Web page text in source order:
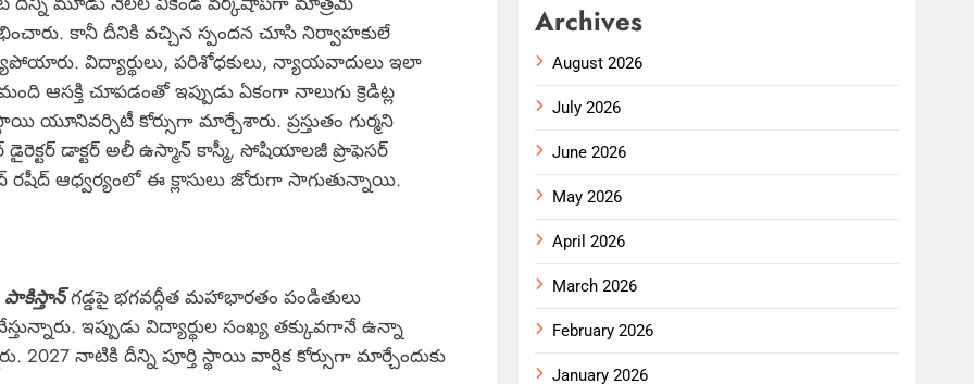
కానీ దీనికి వచ్చిన స్పందన చూసి నిర్వాహకులే
విద్యార్థులు, పరిశోధకులు, న్యాయవాదులు ఇలా
ఆసక్తి చూపడంతో ఇప్పుడు ఏకంగా నాలుగు క్రెడిట్ల
యూనివర్సిటీ కోర్సుగా మార్చేశారు. ప్రస్తుతం గుర్మని
డైరెక్టర్ డాక్టర్ అలీ ఉస్మాన్ కాస్మీ, సోషియాలజీ ప్రొఫెసర్
ఆధ్వర్యంలో ఈ క్లాసులు జోరుగా సాగుతున్నాయి.
పాకిస్తాన్గడ్డపై భగవద్గీత మహాభారతం పండితులు
ఇప్పుడు విద్యార్థుల సంఖ్య తక్కువగానే ఉన్నా
2027 నాటికి దీన్ని పూర్తి స్థాయి వార్షిక కోర్సుగా మార్చేందుకు
Archives
August 2026
July 2026
June 2026
May 2026
April 2026
March 2026
February 2026
January 2026